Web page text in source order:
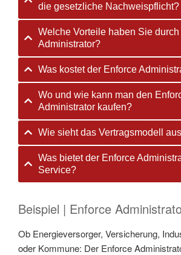
die gesetzliche Nachweispflicht?
Welche Vorteile haben Sie
Administrator?
Was kostet der Enforce
Wo und wie kann man den
Administrator kaufen?
Wie sieht das Vertragsmodell
Was bietet der Enforce
Service?
Beispiel | Enforce
Ob Energieversorger, Versicherung,
oder Kommune: Der Enforce